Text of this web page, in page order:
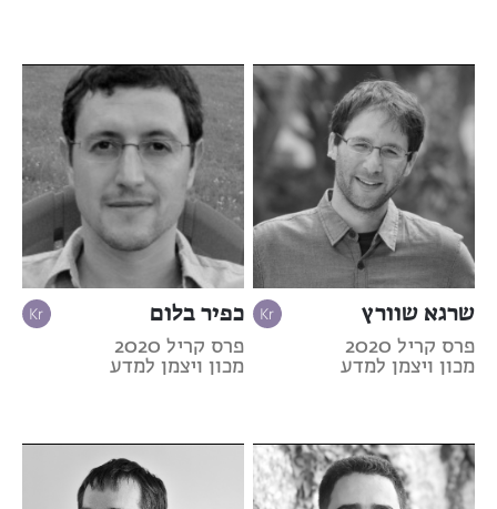
שרגא שוורץ
פרס קריל 2020
מכון ויצמן למדע
כפיר בלום
פרס קריל 2020
מכון ויצמן למדע